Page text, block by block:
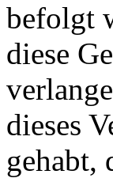
befolgt
diese
dieses
gehabt,